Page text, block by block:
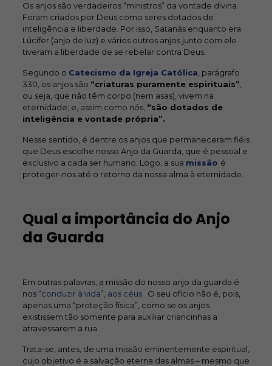
Os anjos são verdadeiros “ministros” da vontade divina.
Foram criados por Deus como seres dotados de
inteligência e liberdade. Por isso, Satanás enquanto era
Lúcifer (anjo de luz) e vários outros anjos junto com ele
tiveram a liberdade de se rebelar contra Deus.
Segundo o Catecismo da Igreja Católica , parágrafo
330, os anjos são “criaturas puramente espirituais”
ou seja, que não têm corpo (nem asas), vivem na
eternidade; e, assim como nós, “são dotados de
inteligência e vontade própria”.
Nesse sentido, é dentre os anjos que permaneceram fiéis
que Deus escolhe nosso Anjo da Guarda, que é pessoal e
exclusivo a cada ser humano. Logo, a sua missão é
proteger-nos até o retorno da nossa alma à eternidade.
Qual a importância do Anjo
da Guarda
Em outras palavras, a missão do nosso anjo da guarda é
nos“conduzir à vida”, aos céus. O seu ofício não é, pois,
apenas uma “proteção física”, como se os anjos
existissem tão somente para auxiliar criancinhas a
atravessarem a rua.
Trata-se, antes, de uma missão eminentemente espiritual,
cujo objetivo é a salvação eterna das almas – mesmo que